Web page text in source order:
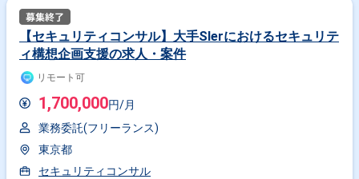
【セキュリティコンサル】大手SIerにおけるセキュリテ
ィ構想企画支援の求人・案件
リモート可
1,700,000円/月
業務委託(フリーランス)
東京都
セキュリティコンサル